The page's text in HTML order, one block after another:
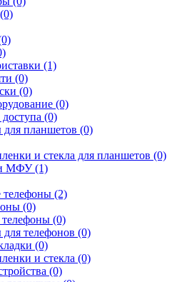
(1)
(0)
(0)
(0)
(0)
для планшетов (0)
и стекла для планшетов (0)
МФУ (1)
(2)
(0)
(0)
для телефонов (0)
(0)
и стекла (0)
(0)